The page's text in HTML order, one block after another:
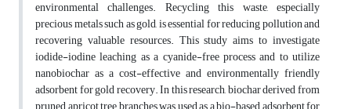
environmental challenges. Recycling this waste, especially
precious metals such as gold, is essential for reducing pollution and
recovering valuable resources. This study aims to investigate
iodide-iodine leaching as a cyanide-free process and to utilize
nanobiochar as a cost-effective and environmentally friendly
adsorbent for gold recovery. In this research, biochar derived from